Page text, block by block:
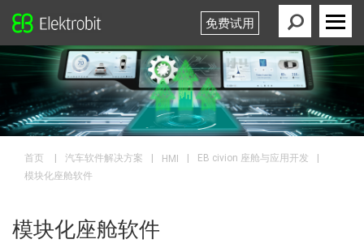
免费试用
Elektrobit
Primary
Menu
首页 汽车软件解决方案 HMI EB civion 座舱与应用开发
模块化座舱软件
模块化座舱软件